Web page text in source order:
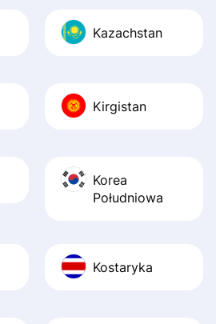
Kazachstan
Kirgistan
Korea
Południowa
Kostaryka